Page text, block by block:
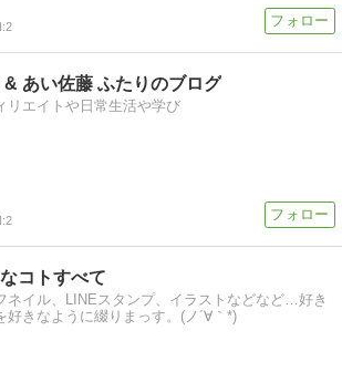
2
& あい佐藤 ふたりのブログ
リエイトや日常生活や学び
2
コトすべて
ネイル、LINEスタンプ、イラストなどなど…好き
好きなように綴りまっす。(ノ´∀｀*)